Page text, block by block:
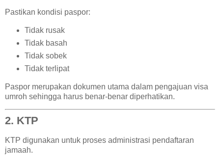
Pastikan kondisi paspor:
Tidak rusak
Tidak basah
Tidak sobek
Tidak terlipat
Paspor merupakan dokumen utama dalam pengajuan visa
umroh sehingga harus benar-benar diperhatikan.
2. KTP
KTP digunakan untuk proses administrasi pendaftaran
jamaah.